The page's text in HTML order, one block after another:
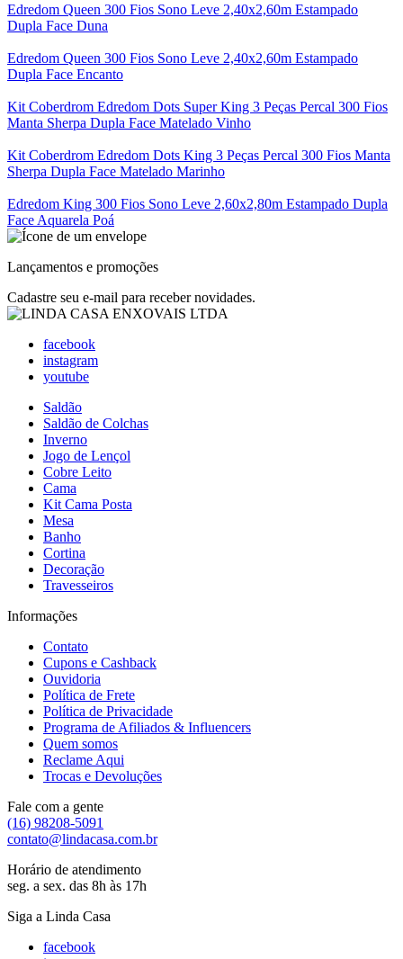
Edredom Queen 300 Fios Sono Leve 2,40x2,60m Estampado
Dupla Face Duna
Edredom Queen 300 Fios Sono Leve 2,40x2,60m Estampado
Dupla Face Encanto
Kit Coberdrom Edredom Dots Super King 3 Peças Percal 300 Fios
Manta Sherpa Dupla Face Matelado Vinho
Kit Coberdrom Edredom Dots King 3 Peças Percal 300 Fios Manta
Sherpa Dupla Face Matelado Marinho
Edredom King 300 Fios Sono Leve 2,60x2,80m Estampado Dupla
Face Aquarela Poá
Lançamentos e promoções
Cadastre seu e-mail para receber novidades.
facebook
instagram
youtube
Saldão
Saldão de Colchas
Inverno
Jogo de Lençol
Cobre Leito
Cama
Kit Cama Posta
Mesa
Banho
Cortina
Decoração
Travesseiros
Informações
Contato
Cupons e Cashback
Ouvidoria
Política de Frete
Política de Privacidade
Programa de Afiliados & Influencers
Quem somos
Reclame Aqui
Trocas e Devoluções
Fale com a gente
(16) 98208-5091
contato@lindacasa.com.br
Horário de atendimento
seg. a sex. das 8h às 17h
Siga a Linda Casa
facebook